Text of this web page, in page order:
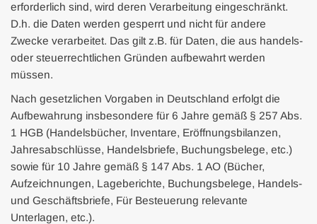
erforderlich sind, wird deren Verarbeitung eingeschränkt.
D.h. die Daten werden gesperrt und nicht für andere
Zwecke verarbeitet. Das gilt z.B. für Daten, die aus handels-
oder steuerrechtlichen Gründen aufbewahrt werden
müssen.
Nach gesetzlichen Vorgaben in Deutschland erfolgt die
Aufbewahrung insbesondere für 6 Jahre gemäß § 257 Abs.
1 HGB (Handelsbücher, Inventare, Eröffnungsbilanzen,
Jahresabschlüsse, Handelsbriefe, Buchungsbelege, etc.)
sowie für 10 Jahre gemäß § 147 Abs. 1 AO (Bücher,
Aufzeichnungen, Lageberichte, Buchungsbelege, Handels-
und Geschäftsbriefe, Für Besteuerung relevante
Unterlagen, etc.).